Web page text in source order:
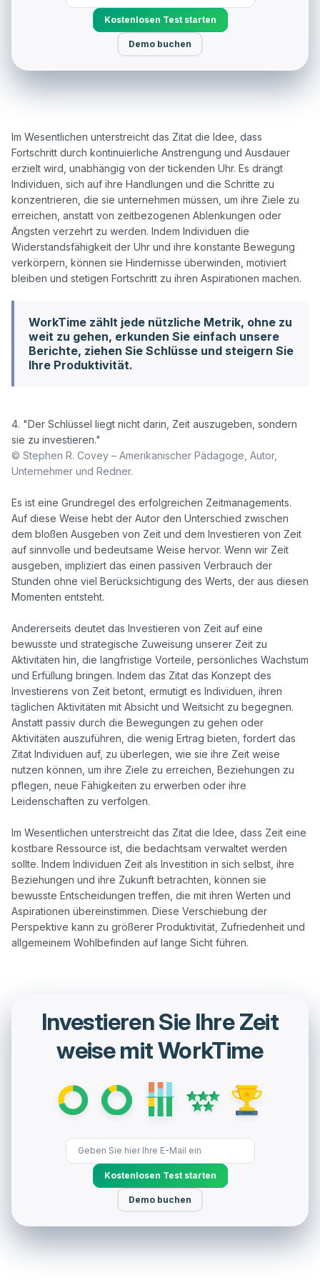
Kostenlosen Test starten
Demo buchen
Im Wesentlichen unterstreicht das Zitat die Idee, dass
Fortschritt durch kontinuierliche Anstrengung und Ausdauer
erzielt wird, unabhängig von der tickenden Uhr. Es drängt
Individuen, sich auf ihre Handlungen und die Schritte zu
konzentrieren, die sie unternehmen müssen, um ihre Ziele zu
erreichen, anstatt von zeitbezogenen Ablenkungen oder
Ängsten verzehrt zu werden. Indem Individuen die
Widerstandsfähigkeit der Uhr und ihre konstante Bewegung
verkörpern, können sie Hindernisse überwinden, motiviert
WorkTime zählt jede nützliche Metrik, ohne zu
weit zu gehen, erkunden Sie einfach unsere
Berichte, ziehen Sie Schlüsse und steigern Sie
Ihre Produktivität.
4. "Der Schlüssel liegt nicht darin, Zeit auszugeben, sondern
© Stephen R. Covey – Amerikanischer Pädagoge, Autor,
Unternehmer und Redner.
Es ist eine Grundregel des erfolgreichen Zeitmanagements.
Auf diese Weise hebt der Autor den Unterschied zwischen
dem bloßen Ausgeben von Zeit und dem Investieren von Zeit
auf sinnvolle und bedeutsame Weise hervor. Wenn wir Zeit
ausgeben, impliziert das einen passiven Verbrauch der
Stunden ohne viel Berücksichtigung des Werts, der aus diesen
Momenten entsteht.
Andererseits deutet das Investieren von Zeit auf eine
bewusste und strategische Zuweisung unserer Zeit zu
Aktivitäten hin, die langfristige Vorteile, persönliches Wachstum
und Erfüllung bringen. Indem das Zitat das Konzept des
Investierens von Zeit betont, ermutigt es Individuen, ihren
täglichen Aktivitäten mit Absicht und Weitsicht zu begegnen.
Anstatt passiv durch die Bewegungen zu gehen oder
Aktivitäten auszuführen, die wenig Ertrag bieten, fordert das
Zitat Individuen auf, zu überlegen, wie sie ihre Zeit weise
nutzen können, um ihre Ziele zu erreichen, Beziehungen zu
pflegen, neue Fähigkeiten zu erwerben oder ihre
Leidenschaften zu verfolgen.
Im Wesentlichen unterstreicht das Zitat die Idee, dass Zeit eine
kostbare Ressource ist, die bedachtsam verwaltet werden
sollte. Indem Individuen Zeit als Investition in sich selbst, ihre
Beziehungen und ihre Zukunft betrachten, können sie
bewusste Entscheidungen treffen, die mit ihren Werten und
Aspirationen übereinstimmen. Diese Verschiebung der
Perspektive kann zu größerer Produktivität, Zufriedenheit und
Investieren Sie Ihre Zeit
weise mit WorkTime
Kostenlosen Test starten
Demo buchen